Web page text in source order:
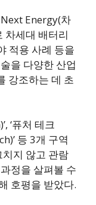
Energy(차
차세대 배터리
적용 사례 등을
을 다양한 산업
강조하는 데 초
‘퓨처 테크
등 3개 구역
지 않고 관람
정을 살펴볼 수
호평을 받았다.